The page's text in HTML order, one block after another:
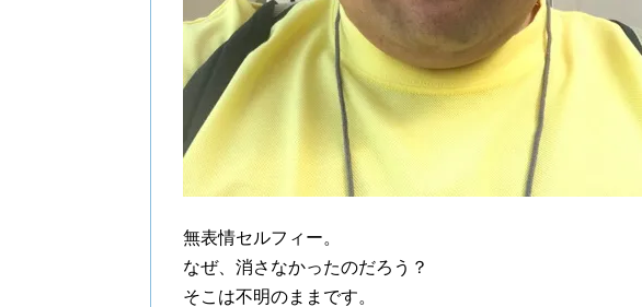
無表情セルフィー。
なぜ、消さなかったのだろう？
そこは不明のままです。